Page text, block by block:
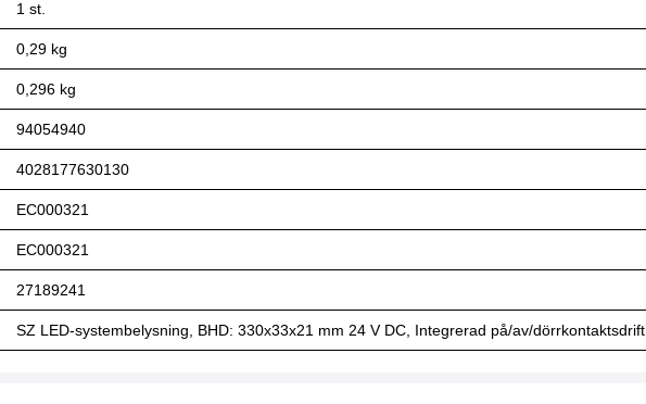
1 st.
0,29 kg
0,296 kg
94054940
4028177630130
EC000321
EC000321
27189241
SZ LED-systembelysning, BHD: 330x33x21 mm 24 V DC, Integrerad på/av/dörrkontaktsdrift